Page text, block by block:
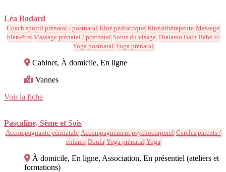
Léa Bodard
Coach sportif prénatal / postnatal Kiné pédiatrique Kinésithérapeute Massage
bien-être Massage prénatal / postnatal Soins du visage Thalasso Bain Bébé ®
Yoga postnatal Yoga prénatal
Cabinet, À domicile, En ligne
Vannes
Voir la fiche
Pascaline, Sème et Sois
Accompagnante périnatale Accompagnement psychocorporel Cercles parents /
enfants Doula Yoga prénatal Yoga
À domicile, En ligne, Association, En présentiel (ateliers et
formations)